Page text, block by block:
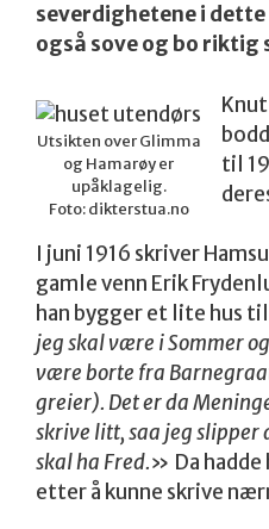
severdighetene i
også sove og bo riktig
Utsikten over Glimma
og Hamarøy er
upåklagelig.
Foto: dikterstua.no
til
I juni 1916 skriver
gamle venn Erik
han bygger et lite hus
jeg skal være i Sommer
være borte fra
greier). Det er da
skrive litt, saa jeg slipper
skal ha Fred.» Da
etter å kunne skrive